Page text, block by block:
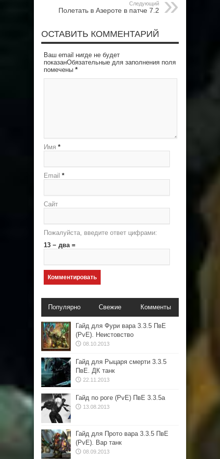
Следующий
Полетать в Азероте в патче 7.2
ОСТАВИТЬ КОММЕНТАРИЙ
Ваш email нигде не будет
показанОбязательные для заполнения поля
помечены *
Имя *
Email *
Сайт
Пожалуйста, введите ответ цифрами:
13 − два =
Популярно Свежие Комменты
Гайд для Фури вара 3.3.5 ПвЕ
(PvE). Неистовство
08.10.2013
Гайд для Рыцаря смерти 3.3.5
ПвЕ. ДК танк
22.11.2013
Гайд по роге (PvE) ПвЕ 3.3.5а
13.08.2013
Гайд для Прото вара 3.3.5 ПвЕ
(PvE). Вар танк
08.09.2013